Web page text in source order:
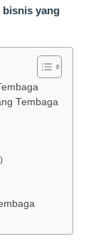
bisnis yang
Tembaga